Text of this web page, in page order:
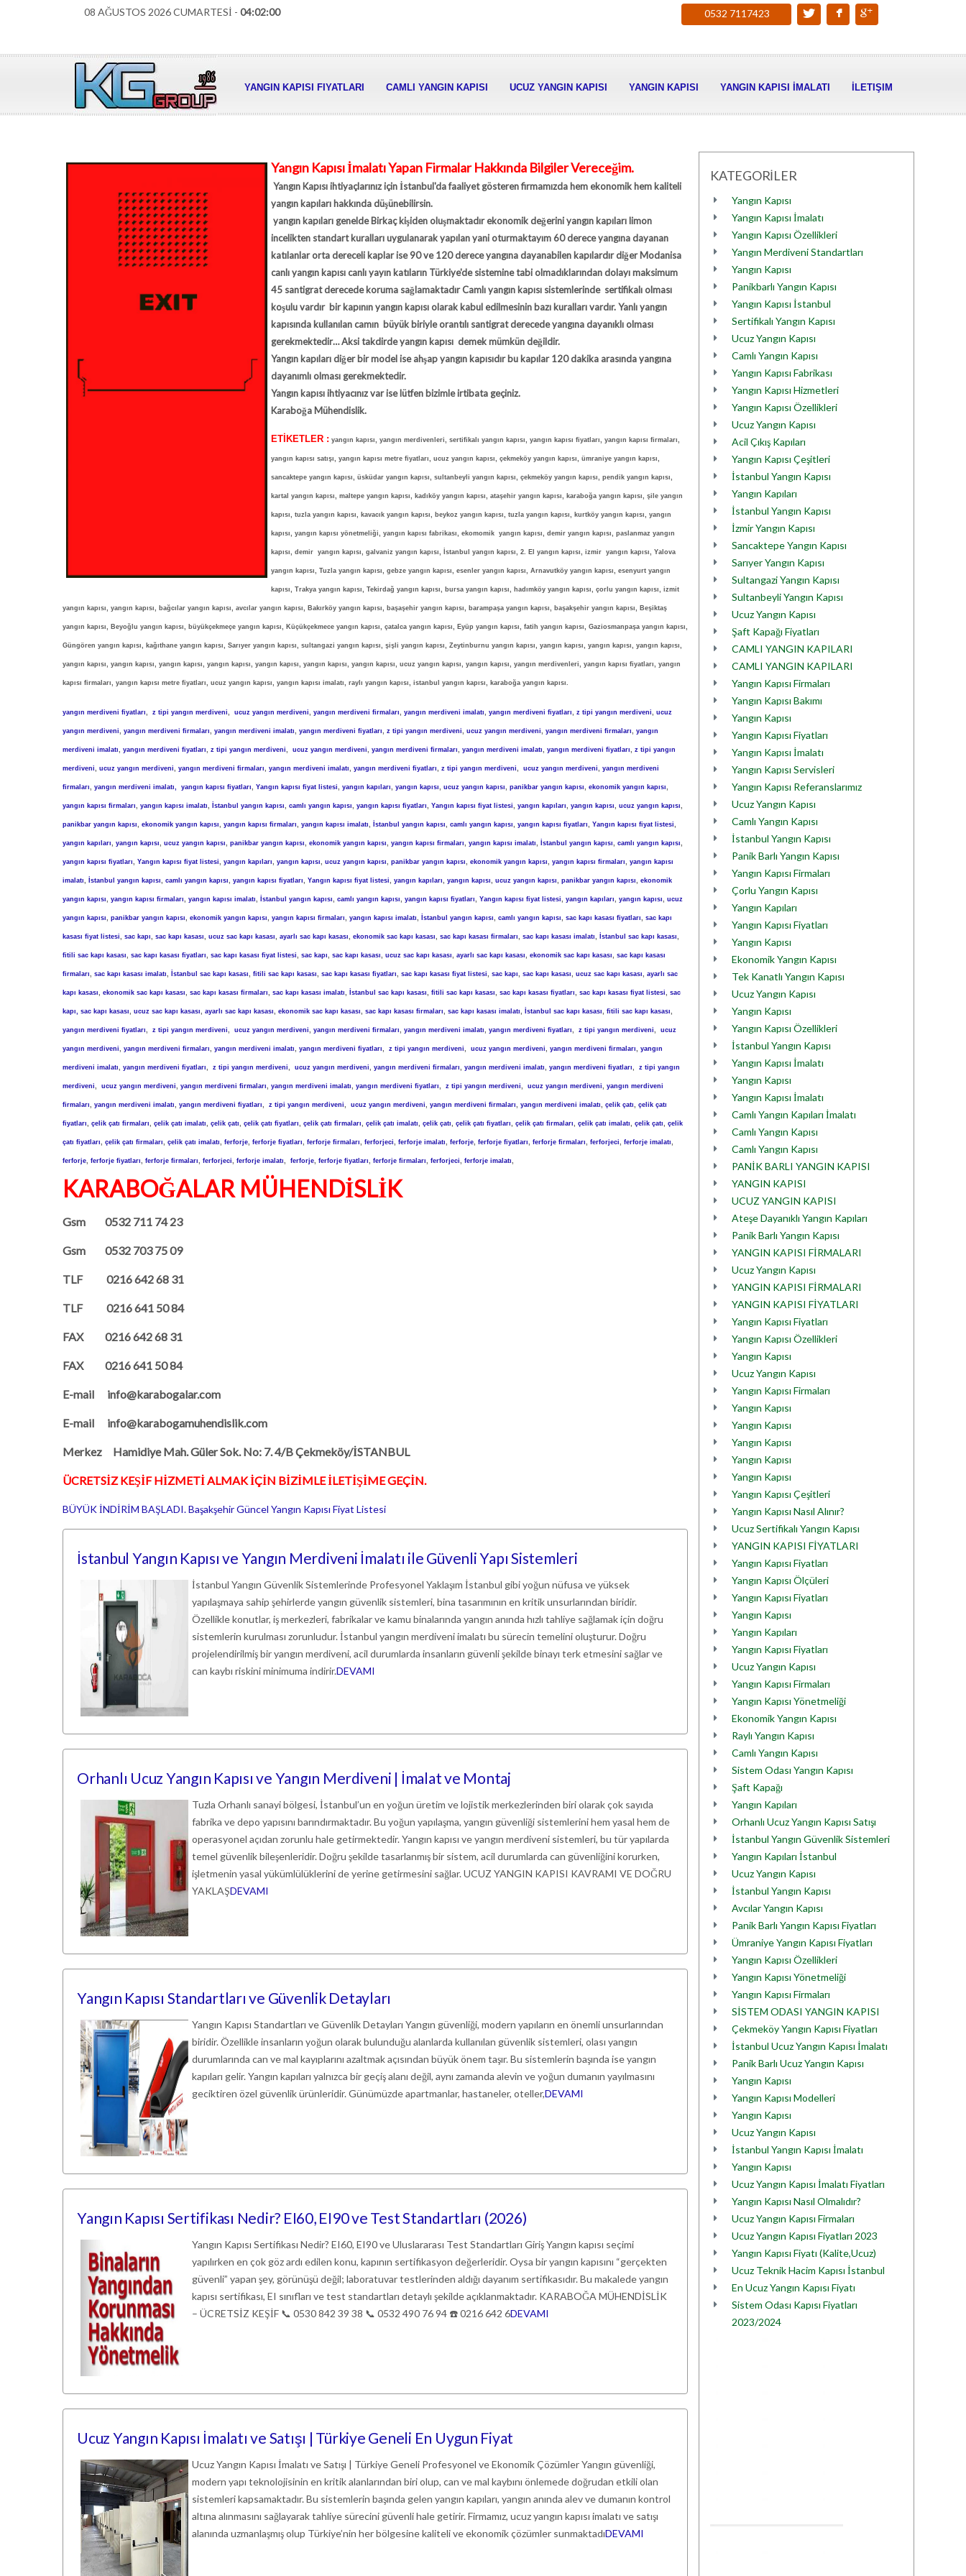
08 AĞUSTOS 2026 CUMARTESİ - 04:02:01 0532 7117423
YANGIN KAPISI FIYATLARI CAMLI YANGIN KAPISI UCUZ YANGIN KAPISI YANGIN KAPISI YANGIN KAPISI İMALATI İLETIŞIM
Yangın Kapısı İmalatı Yapan Firmalar Hakkında Bilgiler Vereceğim.
Yangın Kapısı ihtiyaçlarınız için İstanbul'da faaliyet gösteren firmamızda hem ekonomik hem kaliteli
yangın kapıları hakkında düşünebilirsin.
yangın kapıları genelde Birkaç kişiden oluşmaktadır ekonomik değerini yangın kapıları limon
incelikten standart kuralları uygulanarak yapılan yani oturmaktayım 60 derece yangına dayanan
katılanlar orta dereceli kaplar ise 90 ve 120 derece yangına dayanabilen kapılardır diğer Modanisa
canlı yangın kapısı canlı yayın katıların Türkiye'de sistemine tabi olmadıklarından dolayı maksimum
45 santigrat derecede koruma sağlamaktadır Camlı yangın kapısı sistemlerinde sertifikalı olması
koşulu vardır bir kapının yangın kapısı olarak kabul edilmesinin bazı kuralları vardır. Yanlı yangın
kapısında kullanılan camın büyük biriyle orantılı santigrat derecede yangına dayanıklı olması
gerekmektedir… Aksi takdirde yangın kapısı demek mümkün değildir.
Yangın kapıları diğer bir model ise ahşap yangın kapısıdır bu kapılar 120 dakika arasında yangına
dayanımlı olması gerekmektedir.
Yangın kapısı ihtiyacınız var ise lütfen bizimle irtibata geçiniz.
Karaboğa Mühendislik.
ETİKETLER : yangın kapısı, yangın merdivenleri, sertifikalı yangın kapısı, yangın kapısı fiyatları, yangın kapısı firmaları,
yangın kapısı satışı, yangın kapısı metre fiyatları, ucuz yangın kapısı, çekmeköy yangın kapısı, ümraniye yangın kapısı,
sancaktepe yangın kapısı, üsküdar yangın kapısı, sultanbeyli yangın kapısı, çekmeköy yangın kapısı, pendik yangın kapısı,
kartal yangın kapısı, maltepe yangın kapısı, kadıköy yangın kapısı, ataşehir yangın kapısı, karaboğa yangın kapısı, şile yangın
kapısı, tuzla yangın kapısı, kavacık yangın kapısı, beykoz yangın kapısı, tuzla yangın kapısı, kurtköy yangın kapısı, yangın
kapısı, yangın kapısı yönetmeliği, yangın kapısı fabrikası, ekomomik yangın kapısı, demir yangın kapısı, paslanmaz yangın
kapısı, demir yangın kapısı, galvaniz yangın kapısı, İstanbul yangın kapısı, 2. El yangın kapısı, izmir yangın kapısı, Yalova
yangın kapısı, Tuzla yangın kapısı, gebze yangın kapısı, esenler yangın kapısı, Arnavutköy yangın kapısı, esenyurt yangın
kapısı, Trakya yangın kapısı, Tekirdağ yangın kapısı, bursa yangın kapısı, hadımköy yangın kapısı, çorlu yangın kapısı, izmit
yangın kapısı, yangın kapısı, bağcılar yangın kapısı, avcılar yangın kapısı, Bakırköy yangın kapısı, başaşehir yangın kapısı, barampaşa yangın kapısı, başakşehir yangın kapısı, Beşiktaş
yangın kapısı, Beyoğlu yangın kapısı, büyükçekmeçe yangın kapısı, Küçükçekmece yangın kapısı, çatalca yangın kapısı, Eyüp yangın kapısı, fatih yangın kapısı, Gaziosmanpaşa yangın kapısı,
Güngören yangın kapısı, kağıthane yangın kapısı, Sarıyer yangın kapısı, sultangazi yangın kapısı, şişli yangın kapısı, Zeytinburnu yangın kapısı, yangın kapısı, yangın kapısı, yangın kapısı,
yangın kapısı, yangın kapısı, yangın kapısı, yangın kapısı, yangın kapısı, yangın kapısı, yangın kapısı, ucuz yangın kapısı, yangın kapısı, yangın merdivenleri, yangın kapısı fiyatları, yangın
kapısı firmaları, yangın kapısı metre fiyatları, ucuz yangın kapısı, yangın kapısı imalatı, raylı yangın kapısı, istanbul yangın kapısı, karaboğa yangın kapısı.
yangın merdiveni fiyatları, z tipi yangın merdiveni, ucuz yangın merdiveni, yangın merdiveni firmaları, yangın merdiveni imalatı, yangın merdiveni fiyatları, z tipi yangın merdiveni, ucuz
yangın merdiveni, yangın merdiveni firmaları, yangın merdiveni imalatı, yangın merdiveni fiyatları, z tipi yangın merdiveni, ucuz yangın merdiveni, yangın merdiveni firmaları, yangın
merdiveni imalatı, yangın merdiveni fiyatları, z tipi yangın merdiveni, ucuz yangın merdiveni, yangın merdiveni firmaları, yangın merdiveni imalatı, yangın merdiveni fiyatları, z tipi yangın
merdiveni, ucuz yangın merdiveni, yangın merdiveni firmaları, yangın merdiveni imalatı, yangın merdiveni fiyatları, z tipi yangın merdiveni, ucuz yangın merdiveni, yangın merdiveni
firmaları, yangın merdiveni imalatı, yangın kapısı fiyatları, Yangın kapısı fiyat listesi, yangın kapıları, yangın kapısı, ucuz yangın kapısı, panikbar yangın kapısı, ekonomik yangın kapısı,
yangın kapısı firmaları, yangın kapısı imalatı, İstanbul yangın kapısı, camlı yangın kapısı, yangın kapısı fiyatları, Yangın kapısı fiyat listesi, yangın kapıları, yangın kapısı, ucuz yangın kapısı,
panikbar yangın kapısı, ekonomik yangın kapısı, yangın kapısı firmaları, yangın kapısı imalatı, İstanbul yangın kapısı, camlı yangın kapısı, yangın kapısı fiyatları, Yangın kapısı fiyat listesi,
yangın kapıları, yangın kapısı, ucuz yangın kapısı, panikbar yangın kapısı, ekonomik yangın kapısı, yangın kapısı firmaları, yangın kapısı imalatı, İstanbul yangın kapısı, camlı yangın kapısı,
yangın kapısı fiyatları, Yangın kapısı fiyat listesi, yangın kapıları, yangın kapısı, ucuz yangın kapısı, panikbar yangın kapısı, ekonomik yangın kapısı, yangın kapısı firmaları, yangın kapısı
imalatı, İstanbul yangın kapısı, camlı yangın kapısı, yangın kapısı fiyatları, Yangın kapısı fiyat listesi, yangın kapıları, yangın kapısı, ucuz yangın kapısı, panikbar yangın kapısı, ekonomik
yangın kapısı, yangın kapısı firmaları, yangın kapısı imalatı, İstanbul yangın kapısı, camlı yangın kapısı, yangın kapısı fiyatları, Yangın kapısı fiyat listesi, yangın kapıları, yangın kapısı, ucuz
yangın kapısı, panikbar yangın kapısı, ekonomik yangın kapısı, yangın kapısı firmaları, yangın kapısı imalatı, İstanbul yangın kapısı, camlı yangın kapısı, sac kapı kasası fiyatları, sac kapı
kasası fiyat listesi, sac kapı, sac kapı kasası, ucuz sac kapı kasası, ayarlı sac kapı kasası, ekonomik sac kapı kasası, sac kapı kasası firmaları, sac kapı kasası imalatı, İstanbul sac kapı kasası,
fitili sac kapı kasası, sac kapı kasası fiyatları, sac kapı kasası fiyat listesi, sac kapı, sac kapı kasası, ucuz sac kapı kasası, ayarlı sac kapı kasası, ekonomik sac kapı kasası, sac kapı kasası
firmaları, sac kapı kasası imalatı, İstanbul sac kapı kasası, fitili sac kapı kasası, sac kapı kasası fiyatları, sac kapı kasası fiyat listesi, sac kapı, sac kapı kasası, ucuz sac kapı kasası, ayarlı sac
kapı kasası, ekonomik sac kapı kasası, sac kapı kasası firmaları, sac kapı kasası imalatı, İstanbul sac kapı kasası, fitili sac kapı kasası, sac kapı kasası fiyatları, sac kapı kasası fiyat listesi, sac
kapı, sac kapı kasası, ucuz sac kapı kasası, ayarlı sac kapı kasası, ekonomik sac kapı kasası, sac kapı kasası firmaları, sac kapı kasası imalatı, İstanbul sac kapı kasası, fitili sac kapı kasası,
yangın merdiveni fiyatları, z tipi yangın merdiveni, ucuz yangın merdiveni, yangın merdiveni firmaları, yangın merdiveni imalatı, yangın merdiveni fiyatları, z tipi yangın merdiveni, ucuz
yangın merdiveni, yangın merdiveni firmaları, yangın merdiveni imalatı, yangın merdiveni fiyatları, z tipi yangın merdiveni, ucuz yangın merdiveni, yangın merdiveni firmaları, yangın
merdiveni imalatı, yangın merdiveni fiyatları, z tipi yangın merdiveni, ucuz yangın merdiveni, yangın merdiveni firmaları, yangın merdiveni imalatı, yangın merdiveni fiyatları, z tipi yangın
merdiveni, ucuz yangın merdiveni, yangın merdiveni firmaları, yangın merdiveni imalatı, yangın merdiveni fiyatları, z tipi yangın merdiveni, ucuz yangın merdiveni, yangın merdiveni
firmaları, yangın merdiveni imalatı, yangın merdiveni fiyatları, z tipi yangın merdiveni, ucuz yangın merdiveni, yangın merdiveni firmaları, yangın merdiveni imalatı, çelik çatı, çelik çatı
fiyatları, çelik çatı firmaları, çelik çatı imalatı, çelik çatı, çelik çatı fiyatları, çelik çatı firmaları, çelik çatı imalatı, çelik çatı, çelik çatı fiyatları, çelik çatı firmaları, çelik çatı imalatı, çelik çatı, çelik
çatı fiyatları, çelik çatı firmaları, çelik çatı imalatı, ferforje, ferforje fiyatları, ferforje firmaları, ferforjeci, ferforje imalatı, ferforje, ferforje fiyatları, ferforje firmaları, ferforjeci, ferforje imalatı,
ferforje, ferforje fiyatları, ferforje firmaları, ferforjeci, ferforje imalatı, ferforje, ferforje fiyatları, ferforje firmaları, ferforjeci, ferforje imalatı,
KARABOĞALAR MÜHENDİSLİK
Gsm 0532 711 74 23
Gsm 0532 703 75 09
TLF 0216 642 68 31
TLF 0216 641 50 84
FAX 0216 642 68 31
FAX 0216 641 50 84
E-mail info@karabogalar.com
E-mail info@karabogamuhendislik.com
Merkez Hamidiye Mah. Güler Sok. No: 7. 4/B Çekmeköy/İSTANBUL
ÜCRETSİZ KEŞİF HİZMETİ ALMAK İÇİN BİZİMLE İLETİŞİME GEÇİN.
BÜYÜK İNDİRİM BAŞLADI. Başakşehir Güncel Yangın Kapısı Fiyat Listesi
İstanbul Yangın Kapısı ve Yangın Merdiveni İmalatı ile Güvenli Yapı Sistemleri
İstanbul Yangın Güvenlik Sistemlerinde Profesyonel Yaklaşım İstanbul gibi yoğun nüfusa ve yüksek
yapılaşmaya sahip şehirlerde yangın güvenlik sistemleri, bina tasarımının en kritik unsurlarından biridir.
Özellikle konutlar, iş merkezleri, fabrikalar ve kamu binalarında yangın anında hızlı tahliye sağlamak için doğru
sistemlerin kurulması zorunludur. İstanbul yangın merdiveni imalatı bu sürecin temelini oluşturur. Doğru
projelendirilmiş bir yangın merdiveni, acil durumlarda insanların güvenli şekilde binayı terk etmesini sağlar ve
can kaybı riskini minimuma indirir.DEVAMI
Orhanlı Ucuz Yangın Kapısı ve Yangın Merdiveni | İmalat ve Montaj
Tuzla Orhanlı sanayi bölgesi, İstanbul’un en yoğun üretim ve lojistik merkezlerinden biri olarak çok sayıda
fabrika ve depo yapısını barındırmaktadır. Bu yoğun yapılaşma, yangın güvenliği sistemlerini hem yasal hem de
operasyonel açıdan zorunlu hale getirmektedir. Yangın kapısı ve yangın merdiveni sistemleri, bu tür yapılarda
temel güvenlik bileşenleridir. Doğru şekilde tasarlanmış bir sistem, acil durumlarda can güvenliğini korurken,
işletmenin yasal yükümlülüklerini de yerine getirmesini sağlar. UCUZ YANGIN KAPISI KAVRAMI VE DOĞRU
YAKLAŞDEVAMI
Yangın Kapısı Standartları ve Güvenlik Detayları
Yangın Kapısı Standartları ve Güvenlik Detayları Yangın güvenliği, modern yapıların en önemli unsurlarından
biridir. Özellikle insanların yoğun olarak bulunduğu alanlarda kullanılan güvenlik sistemleri, olası yangın
durumlarında can ve mal kayıplarını azaltmak açısından büyük önem taşır. Bu sistemlerin başında ise yangın
kapıları gelir. Yangın kapıları yalnızca bir geçiş alanı değil, aynı zamanda alevin ve yoğun dumanın yayılmasını
geciktiren özel güvenlik ürünleridir. Günümüzde apartmanlar, hastaneler, oteller,DEVAMI
Yangın Kapısı Sertifikası Nedir? EI60, EI90 ve Test Standartları (2026)
Yangın Kapısı Sertifikası Nedir? EI60, EI90 ve Uluslararası Test Standartları Giriş Yangın kapısı seçimi
yapılırken en çok göz ardı edilen konu, kapının sertifikasyon değerleridir. Oysa bir yangın kapısını “gerçekten
güvenli” yapan şey, görünüşü değil; laboratuvar testlerinden aldığı dayanım sertifikasıdır. Bu makalede yangın
kapısı sertifikası, EI sınıfları ve test standartları detaylı şekilde açıklanmaktadır. KARABOĞA MÜHENDİSLİK
– ÜCRETSİZ KEŞİF 📞 0530 842 39 38 📞 0532 490 76 94 ☎️ 0216 642 6DEVAMI
Ucuz Yangın Kapısı İmalatı ve Satışı | Türkiye Geneli En Uygun Fiyat
Ucuz Yangın Kapısı İmalatı ve Satışı | Türkiye Geneli Profesyonel ve Ekonomik Çözümler Yangın güvenliği,
modern yapı teknolojisinin en kritik alanlarından biri olup, can ve mal kaybını önlemede doğrudan etkili olan
sistemleri kapsamaktadır. Bu sistemlerin başında gelen yangın kapıları, yangın anında alev ve dumanın kontrol
altına alınmasını sağlayarak tahliye sürecini güvenli hale getirir. Firmamız, ucuz yangın kapısı imalatı ve satışı
alanında uzmanlaşmış olup Türkiye’nin her bölgesine kaliteli ve ekonomik çözümler sunmaktadıDEVAMI
KATEGORİLER
Yangın Kapısı
Yangın Kapısı İmalatı
Yangın Kapısı Özellikleri
Yangın Merdiveni Standartları
Yangın Kapısı
Panikbarlı Yangın Kapısı
Yangın Kapısı İstanbul
Sertifikalı Yangın Kapısı
Ucuz Yangın Kapısı
Camlı Yangın Kapısı
Yangın Kapısı Fabrikası
Yangın Kapısı Hizmetleri
Yangın Kapısı Özellikleri
Ucuz Yangın Kapısı
Acil Çıkış Kapıları
Yangın Kapısı Çeşitleri
İstanbul Yangın Kapısı
Yangın Kapıları
İstanbul Yangın Kapısı
İzmir Yangın Kapısı
Sancaktepe Yangın Kapısı
Sarıyer Yangın Kapısı
Sultangazi Yangın Kapısı
Sultanbeyli Yangın Kapısı
Ucuz Yangın Kapısı
Şaft Kapağı Fiyatları
CAMLI YANGIN KAPILARI
CAMLI YANGIN KAPILARI
Yangın Kapısı Firmaları
Yangın Kapısı Bakımı
Yangın Kapısı
Yangın Kapısı Fiyatları
Yangın Kapısı İmalatı
Yangın Kapısı Servisleri
Yangın Kapısı Referanslarımız
Ucuz Yangın Kapısı
Camlı Yangın Kapısı
İstanbul Yangın Kapısı
Panik Barlı Yangın Kapısı
Yangın Kapısı Firmaları
Çorlu Yangın Kapısı
Yangın Kapıları
Yangın Kapısı Fiyatları
Yangın Kapısı
Ekonomik Yangın Kapısı
Tek Kanatlı Yangın Kapısı
Ucuz Yangın Kapısı
Yangın Kapısı
Yangın Kapısı Özellikleri
İstanbul Yangın Kapısı
Yangın Kapısı İmalatı
Yangın Kapısı
Yangın Kapısı İmalatı
Camlı Yangın Kapıları İmalatı
Camlı Yangın Kapısı
Camlı Yangın Kapısı
PANİK BARLI YANGIN KAPISI
YANGIN KAPISI
UCUZ YANGIN KAPISI
Ateşe Dayanıklı Yangın Kapıları
Panik Barlı Yangın Kapısı
YANGIN KAPISI FİRMALARI
Ucuz Yangın Kapısı
YANGIN KAPISI FİRMALARI
YANGIN KAPISI FİYATLARI
Yangın Kapısı Fiyatları
Yangın Kapısı Özellikleri
Yangın Kapısı
Ucuz Yangın Kapısı
Yangın Kapısı Firmaları
Yangın Kapısı
Yangın Kapısı
Yangın Kapısı
Yangın Kapısı
Yangın Kapısı
Yangın Kapısı Çeşitleri
Yangın Kapısı Nasıl Alınır?
Ucuz Sertifikalı Yangın Kapısı
YANGIN KAPISI FİYATLARI
Yangın Kapısı Fiyatları
Yangın Kapısı Ölçüleri
Yangın Kapısı Fiyatları
Yangın Kapısı
Yangın Kapıları
Yangın Kapısı Fiyatları
Ucuz Yangın Kapısı
Yangın Kapısı Firmaları
Yangın Kapısı Yönetmeliği
Ekonomik Yangın Kapısı
Raylı Yangın Kapısı
Camlı Yangın Kapısı
Sistem Odası Yangın Kapısı
Şaft Kapağı
Yangın Kapıları
Orhanlı Ucuz Yangın Kapısı Satışı
İstanbul Yangın Güvenlik Sistemleri
Yangın Kapıları İstanbul
Ucuz Yangın Kapısı
İstanbul Yangın Kapısı
Avcılar Yangın Kapısı
Panik Barlı Yangın Kapısı Fiyatları
Ümraniye Yangın Kapısı Fiyatları
Yangın Kapısı Özellikleri
Yangın Kapısı Yönetmeliği
Yangın Kapısı Firmaları
SİSTEM ODASI YANGIN KAPISI
Çekmeköy Yangın Kapısı Fiyatları
İstanbul Ucuz Yangın Kapısı İmalatı
Panik Barlı Ucuz Yangın Kapısı
Yangın Kapısı
Yangın Kapısı Modelleri
Yangın Kapısı
Ucuz Yangın Kapısı
İstanbul Yangın Kapısı İmalatı
Yangın Kapısı
Ucuz Yangın Kapısı İmalatı Fiyatları
Yangın Kapısı Nasıl Olmalıdır?
Ucuz Yangın Kapısı Firmaları
Ucuz Yangın Kapısı Fiyatları 2023
Yangın Kapısı Fiyatı (Kalite,Ucuz)
Ucuz Teknik Hacim Kapısı İstanbul
En Ucuz Yangın Kapısı Fiyatı
Sistem Odası Kapısı Fiyatları
2023/2024